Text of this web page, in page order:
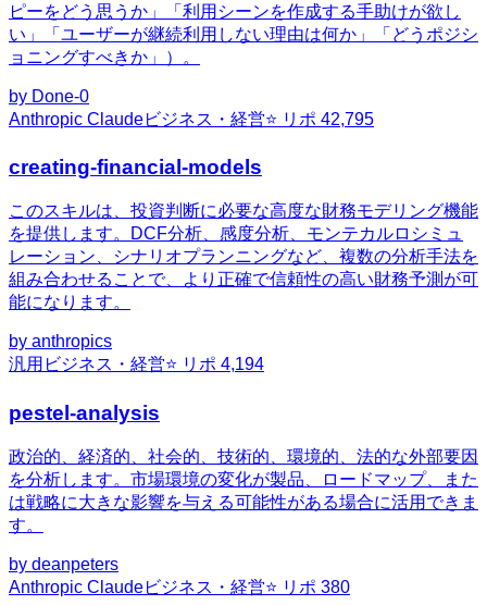
ピーをどう思うか」「利用シーンを作成する手助けが欲し
い」「ユーザーが継続利用しない理由は何か」「どうポジシ
ョニングすべきか」）。
by Done-0
Anthropic Claudeビジネス・経営⭐ リポ 42,795
creating-financial-models
このスキルは、投資判断に必要な高度な財務モデリング機能
を提供します。DCF分析、感度分析、モンテカルロシミュ
レーション、シナリオプランニングなど、複数の分析手法を
組み合わせることで、より正確で信頼性の高い財務予測が可
能になります。
by anthropics
汎用 ビジネス・経営⭐ リポ 4,194
pestel-analysis
政治的、経済的、社会的、技術的、環境的、法的な外部要因
を分析します。市場環境の変化が製品、ロードマップ、また
は戦略に大きな影響を与える可能性がある場合に活用できま
す。
by deanpeters
Anthropic Claudeビジネス・経営⭐ リポ 380